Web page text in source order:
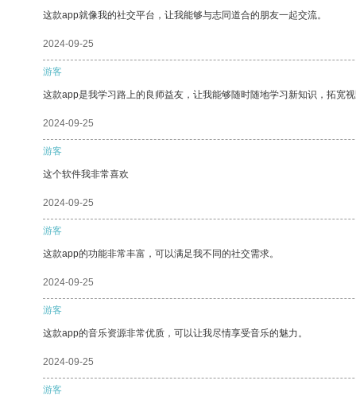
这款app就像我的社交平台，让我能够与志同道合的朋友一起交流。
2024-09-25
游客
这款app是我学习路上的良师益友，让我能够随时随地学习新知识，拓宽
2024-09-25
游客
这个软件我非常喜欢
2024-09-25
游客
这款app的功能非常丰富，可以满足我不同的社交需求。
2024-09-25
游客
这款app的音乐资源非常优质，可以让我尽情享受音乐的魅力。
2024-09-25
游客